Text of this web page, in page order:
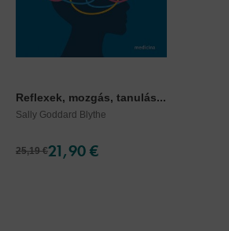
Reflexek, mozgás, tanulás...
Sally Goddard Blythe
25,19 €21,90 €